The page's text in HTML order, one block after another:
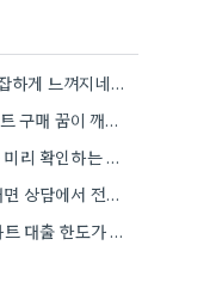
원리금균등상환 방식이 더 복잡하게 느껴지네요. 제가 계산기로 한번 비교해보니, 장기적으로는 이자 부담이 줄어드는 방식이 더…
DTI 규제 때문에 3억 원 아파트 구매 꿈이 깨지면 정말 속상하겠네요. 소득 증빙을 꼼꼼히 준비하는…
사전 상담을 통해 대출 한도를 미리 확인하는 게 정말 중요하네요. 제가 경험해 본 적이 있는데,…
온라인 채널이 편리하지만, 대면 상담에서 전문가와 직접 이야기를 나눠보는 것이 좀 더 신중한 판단을 내리는…
DTI 때문에 15억원 초과 아파트 대출 한도가 확 줄어들어서 좀 아쉽네요. 특히 서울 같은 곳에서는…